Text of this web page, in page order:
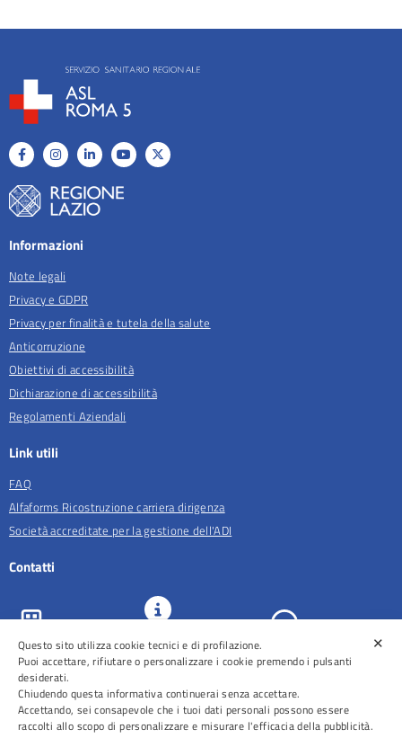
Informazioni
Note legali
Privacy e GDPR
Privacy per finalità e tutela della salute
Anticorruzione
Obiettivi di accessibilità
Dichiarazione di accessibilità
Regolamenti Aziendali
Link utili
FAQ
Alfaforms Ricostruzione carriera dirigenza
Società accreditate per la gestione dell'ADI
Contatti
ASL Roma 5
URP e
Comunicazione
Prenotazioni
✕
Questo sito utilizza cookie tecnici e di profilazione.
Puoi accettare, rifiutare o personalizzare i cookie premendo i pulsanti
desiderati.
Chiudendo questa informativa continuerai senza accettare.
Accettando, sei consapevole che i tuoi dati personali possono essere
raccolti allo scopo di personalizzare e misurare l'efficacia della pubblicità.